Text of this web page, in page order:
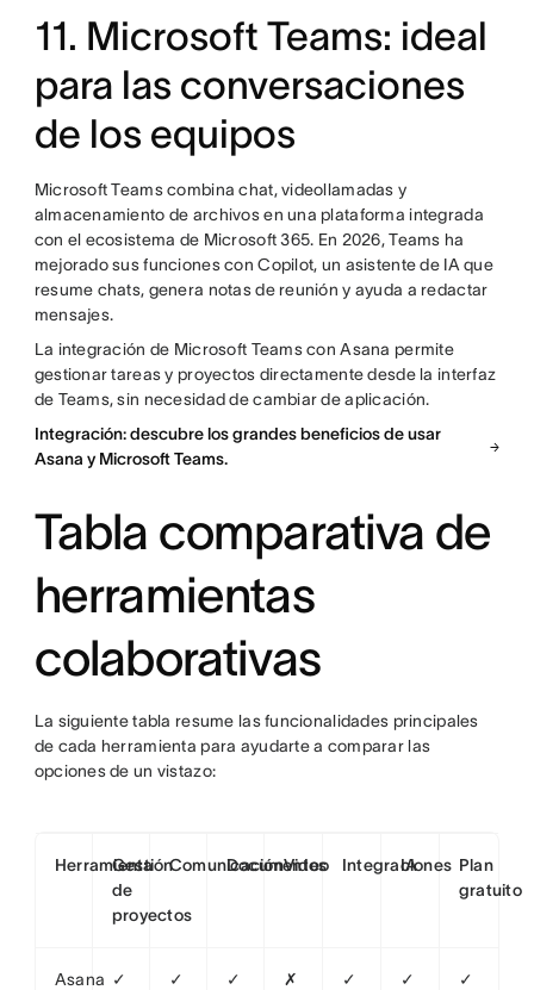
11. Microsoft Teams: ideal
para las conversaciones
de los equipos
Microsoft Teams combina chat, videollamadas y
almacenamiento de archivos en una plataforma integrada
con el ecosistema de Microsoft 365. En 2026, Teams ha
mejorado sus funciones con Copilot, un asistente de IA que
resume chats, genera notas de reunión y ayuda a redactar
mensajes.
La integración de Microsoft Teams con Asana permite
gestionar tareas y proyectos directamente desde la interfaz
de Teams, sin necesidad de cambiar de aplicación.
Integración: descubre los grandes beneficios de usar
Asana y Microsoft Teams.
Tabla comparativa de
herramientas
colaborativas
La siguiente tabla resume las funcionalidades principales
de cada herramienta para ayudarte a comparar las
opciones de un vistazo:
Herramienta
Gestión
de
proyectos
Comunicación
Documentos
Video Integraciones
IA
Plan
gratuito
Asana ✓ ✓ ✓ ✗
✓
✓ ✓